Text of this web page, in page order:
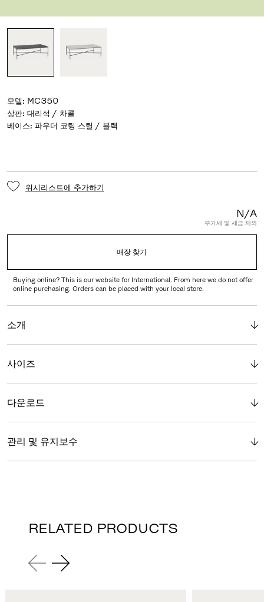
모델: MC350
상판: 대리석 / 차콜
베이스: 파우더 코팅 스틸 / 블랙
위시리스트에 추가하기
N/A
부가세 및 세금 제외
매장 찾기
Buying online? This is our website for International. From here we do not offer
online purchasing. Orders can be placed with your local store.
소개
사이즈
다운로드
관리 및 유지보수
RELATED PRODUCTS